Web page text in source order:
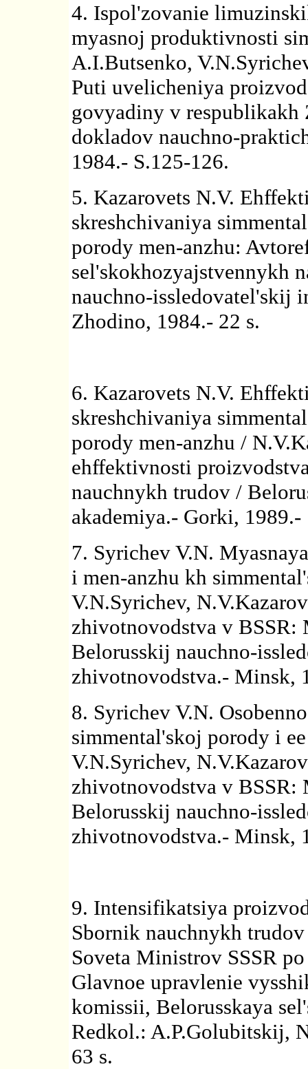
4. Ispol'zovanie
myasnoj produktivnosti
A.I.Butsenko,
Puti uvelicheniya
govyadiny v respublikakh
dokladov nauchno-
1984.- S.125-126.
5. Kazarovets N.V.
skreshchivaniya
porody men-anzhu:
sel'skokhozyajstvennykh
nauchno-issledovatel'skij
Zhodino, 1984.- 22 s.
6. Kazarovets N.V.
skreshchivaniya
porody men-anzhu /
ehffektivnosti
nauchnykh trudov /
akademiya.- Gorki, 1989.-
7. Syrichev V.N.
i men-anzhu kh
V.N.Syrichev,
zhivotnovodstva v BSSR:
Belorusskij nauchno-
zhivotnovodstva.- Minsk,
8. Syrichev V.N.
simmental'skoj porody i
V.N.Syrichev,
zhivotnovodstva v BSSR:
Belorusskij nauchno-
zhivotnovodstva.- Minsk,
9. Intensifikatsiya
Sbornik nauchnykh
Soveta Ministrov SSSR
Glavnoe upravlenie
komissii, Belorusskaya
Redkol.: A.P.Golubitskij,
63 s.